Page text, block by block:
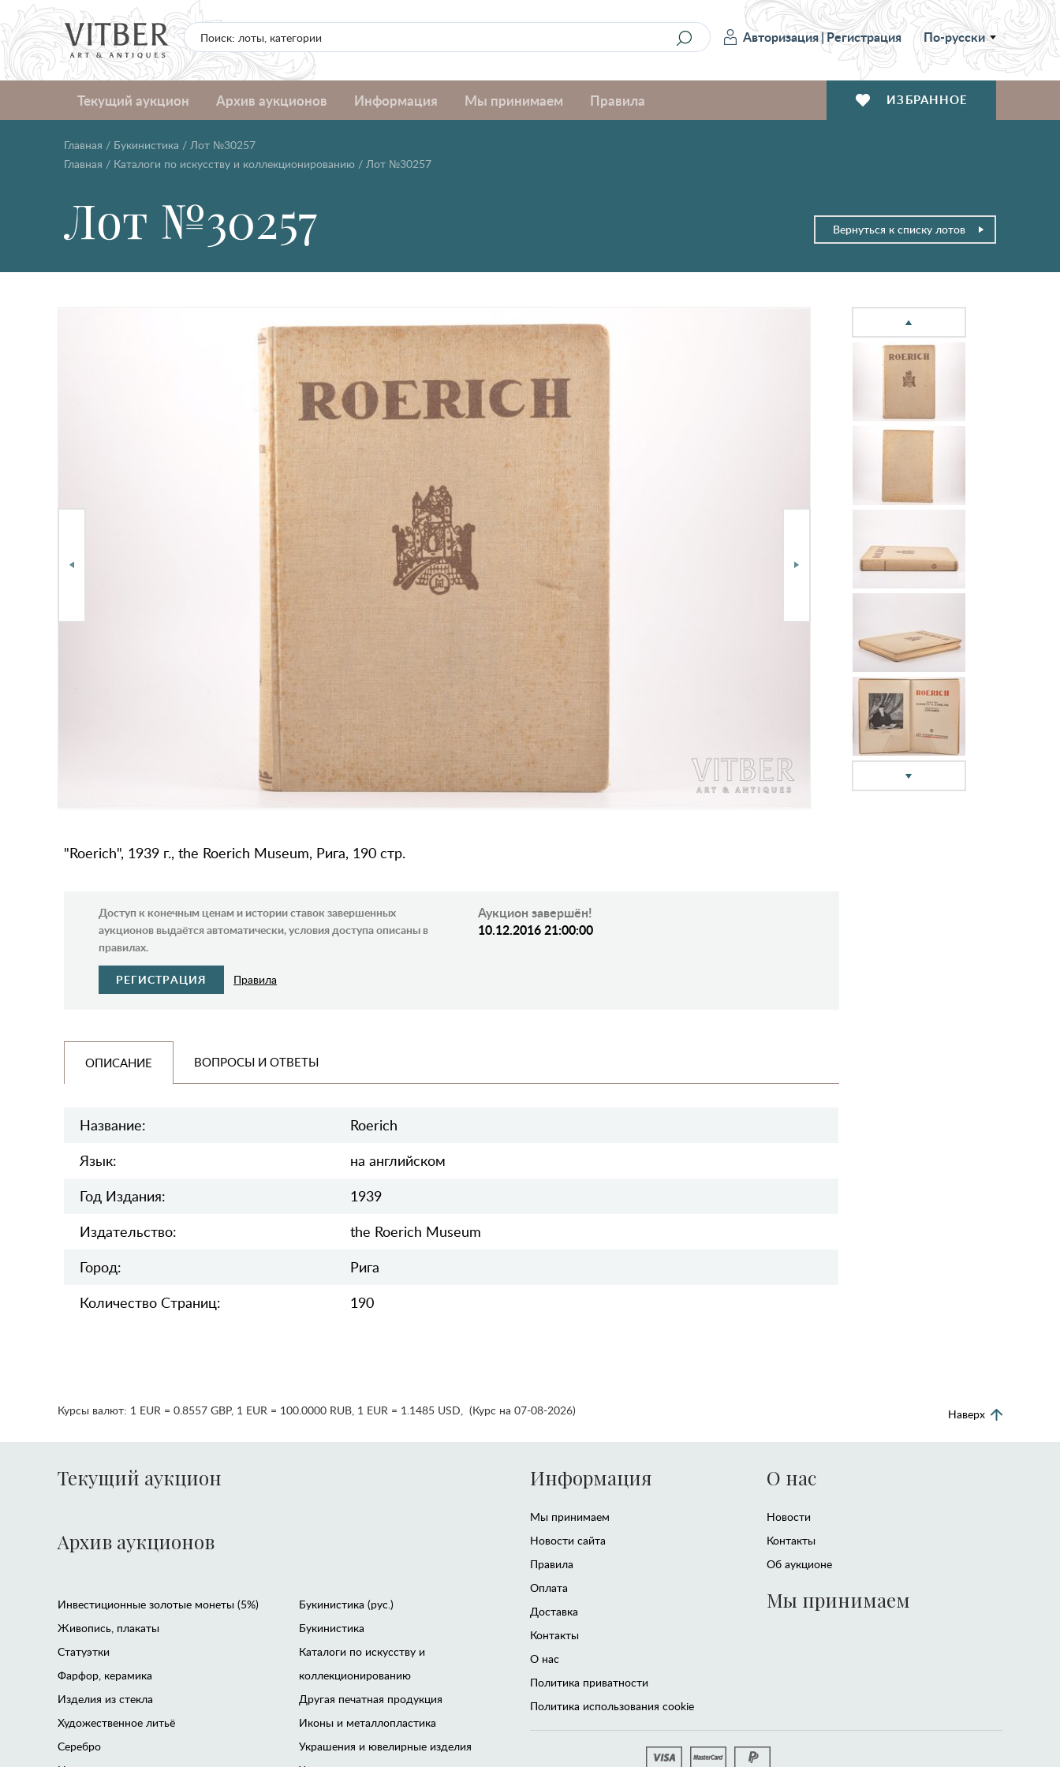
Авторизация|Регистрация По-русски
Текущий аукцион Архив аукционов Информация Мы принимаем Правила ИЗБРАННОЕ
Главная / Букинистика / Лот №30257
Главная / Каталоги по искусству и коллекционированию / Лот №30257
Лот №30257 Вернуться к списку лотов
"Roerich", 1939 г., the Roerich Museum, Рига, 190 стр.
Доступ к конечным ценам и истории ставок завершенных
аукционов выдаётся автоматически, условия доступа описаны в
правилах.
РЕГИСТРАЦИЯ Правила
Аукцион завершён!
10.12.2016 21:00:00
ОПИСАНИЕ ВОПРОСЫ И ОТВЕТЫ
Название:
Roerich
Язык:
на английском
Год Издания:
1939
Издательство:
the Roerich Museum
Город:
Рига
Количество Страниц:
190
Курсы валют: 1 EUR = 0.8557 GBP, 1 EUR = 100.0000 RUB, 1 EUR = 1.1485 USD, (Курс на 07-08-2026) Наверх
Текущий аукцион
Архив аукционов
Инвестиционные золотые монеты (5%)
Живопись, плакаты
Статуэтки
Фарфор, керамика
Изделия из стекла
Художественное литьё
Серебро
Букинистика (рус.)
Букинистика
Каталоги по искусству и
коллекционированию
Другая печатная продукция
Иконы и металлопластика
Украшения и ювелирные изделия
Информация
Мы принимаем
Новости сайта
Правила
Оплата
Доставка
Контакты
О нас
Политика приватности
Политика использования cookie
О нас
Новости
Контакты
Об аукционе
Мы принимаем